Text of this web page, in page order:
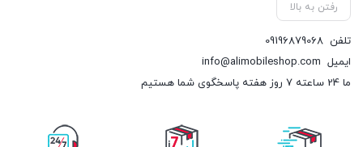
رفتن به بالا
تلفن 09196879068
ایمیل info@alimobileshop.com
ما 24 ساعته 7 روز هفته پاسخگوی شما هستیم